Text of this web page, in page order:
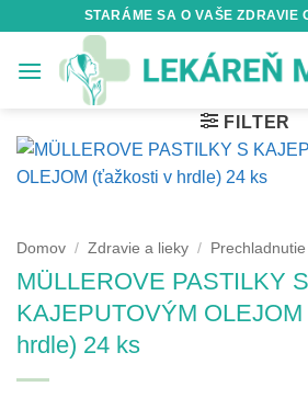
content
STARÁME SA O VAŠE ZDRAVIE
FILTER
Domov / Zdravie a lieky /
MÜLLEROVE PASTILKY S
KAJEPUTOVÝM
hrdle) 24 ks